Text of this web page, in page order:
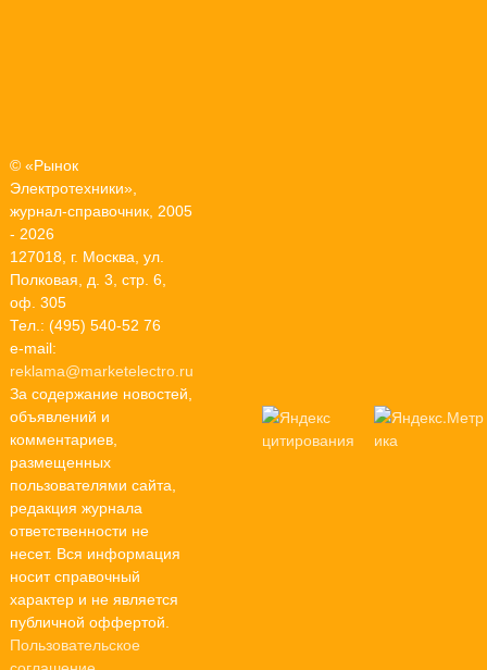
© «Рынок
Электротехники»,
журнал-справочник, 2005
- 2026
127018, г. Москва, ул.
Полковая, д. 3, стр. 6,
оф. 305
Тел.: (495) 540-52 76
e-mail:
reklama@marketelectro.ru
За содержание новостей,
объявлений и
комментариев,
размещенных
пользователями сайта,
редакция журнала
ответственности не
несет. Вся информация
носит справочный
характер и не является
публичной оффертой.
Пользовательское